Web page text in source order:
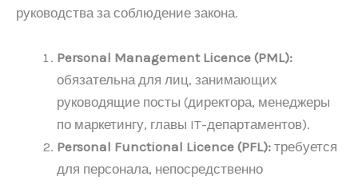
руководства за соблюдение закона.
Personal Management Licence (PML):
обязательна для лиц, занимающих
руководящие посты (директора, менеджеры
по маркетингу, главы IT-департаментов).
Personal Functional Licence (PFL): требуется
для персонала, непосредственно